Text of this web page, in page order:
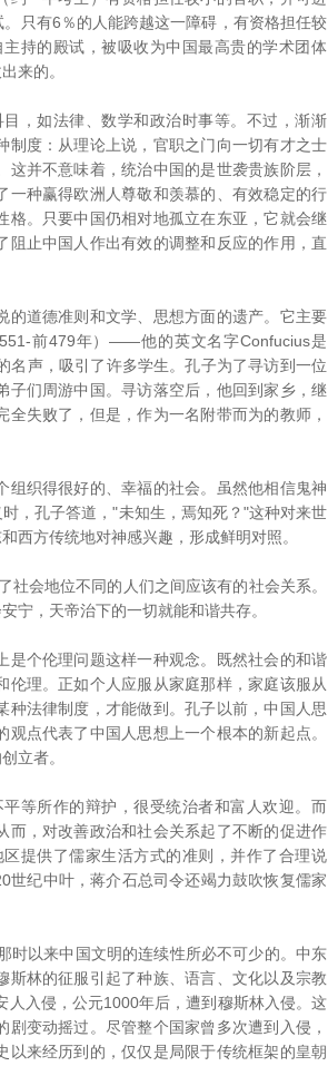
只有6％的人能跨越这一障碍，有资格担任较
持的殿试，被吸收为中国最高贵的学术团体
来的。
，如法律、数学和政治时事等。不过，渐渐
制度：从理论上说，官职之门向一切有才之士
并不意味着，统治中国的是世袭贵族阶层，
一种赢得欧洲人尊敬和羡慕的、有效稳定的行
格。只要中国仍相对地孤立在东亚，它就会继
止中国人作出有效的调整和反应的作用，直
道德准则和文学、思想方面的遗产。它主要
前479年）――他的英文名字Confucius是
声，吸引了许多学生。孔子为了寻访到一位
子们周游中国。寻访落空后，他回到家乡，继
失败了，但是，作为一名附带而为的教师，
织得很好的、幸福的社会。虽然他相信鬼神
，孔子答道，"未知生，焉知死？"这种对来世
西方传统地对神感兴趣，形成鲜明对照。
地位不同的人们之间应该有的社会关系。
宁，天帝治下的一切就能和谐共存。
个伦理问题这样一种观念。既然社会的和谐
理。正如个人应服从家庭那样，家庭该服从
法律制度，才能做到。孔子以前，中国人思
点代表了中国人思想上一个根本的新起点。
立者。
等所作的辩护，很受统治者和富人欢迎。而
而，对改善政治和社会关系起了不断的促进作
提供了儒家生活方式的准则，并作了合理说
世纪中叶，蒋介石总司令还竭力鼓吹恢复儒家
以来中国文明的连续性所必不可少的。中东
林的征服引起了种族、语言、文化以及宗教
入侵，公元1000年后，遭到穆斯林入侵。这
变动摇过。尽管整个国家曾多次遭到入侵，
来经历到的，仅仅是局限于传统框架的皇朝